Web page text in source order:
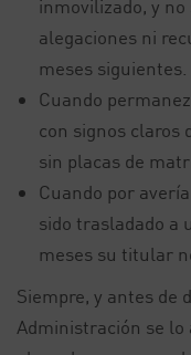
inmovilizado, y
alegaciones ni
meses siguientes.
Cuando
con signos claros
sin placas de
Cuando por
sido trasladado a
meses su titular
Siempre, y antes de
Administración se